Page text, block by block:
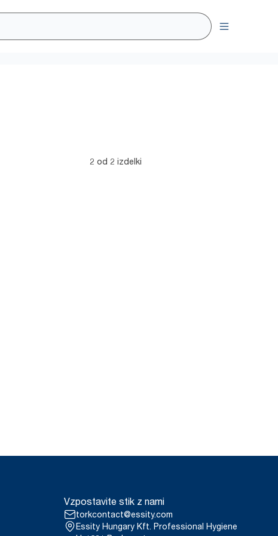
2 od 2 izdelki
Vzpostavite stik z nami
torkcontact@essity.com
Essity Hungary Kft. Professional Hygiene